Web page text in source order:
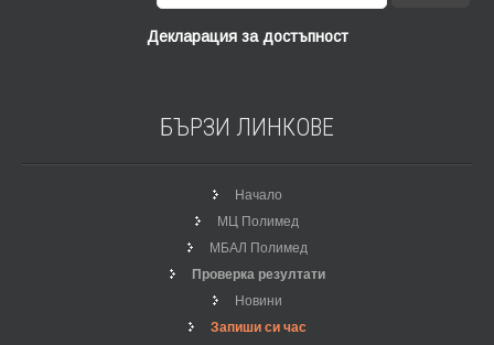
Декларация за достъпност
БЪРЗИ ЛИНКОВЕ
Начало
МЦ Полимед
МБАЛ Полимед
Проверка резултати
Новини
Запиши си час